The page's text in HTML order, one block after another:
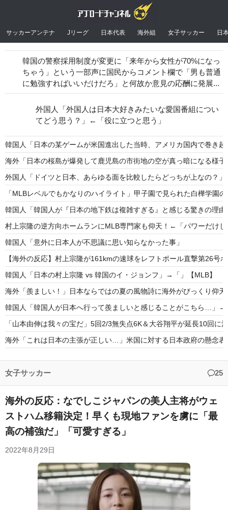
サッカーアンテナ Jリーグ 日本代表 海外組 女子サッカー 日
韓国人「日本の某ゲームが米国進出した当時、アメリカ国内で巻き
海外「日本の桜島が爆発して鹿児島の市街地の空が真っ暗になる様
外国人「ドイツと日本、あらゆる面を比較したらどっちが上なの？」
「MLBレベルでもかなりのハイライト」甲子園で見られた白樺学園
韓国人「韓国人が『日本の地下鉄は複雑すぎる』と感じる驚きの
村上宗隆の逆方向ホームランにMLB専門家も仰天！←「パワーだけ
韓国人「意外に日本人が不思議に思い知らなかった事」
【海外の反応】村上宗隆が161kmの速球をレフトポール直撃第26号
韓国人「日本の村上宗隆 vs 韓国のイ・ジョンフ」→「」【MLB】
海外「羨ましい！」日本ならではの夏の風物詩に海外がびっくり仰天
韓国人「韓国人が日本へ行って羨ましいと感じることがこちら…」
「山本由伸は我々の宝だ」5回2/3無失点6K＆大谷翔平が延長10回
海外「これは日本の主張が正しい…」米国に対する日本政府の懸念
フランス人「なぜ移籍させない?」中村敬斗に複数オファー！ラン
Powered by livedoor 相互RSS
韓国の警察採用制度が変更に「来年から女性が70%になっ
ちゃう」という一部声に国民からコメント欄で「男も普通
に勉強すればいいだけだろ」と何故か意見の応酬に発展...
外国人「外国人は日本大好きみたいな愛国番組につい
てどう思う？」←「役に立つと思う」
女子サッカー 25
海外の反応：なでしこジャパンの美人主将がウェ
ストハム移籍決定！早くも現地ファンを虜に「最
高の補強だ」「可愛すぎる」
2022年8月29日